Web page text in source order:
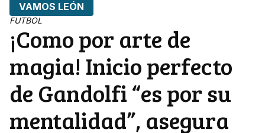
VAMOS LEÓN
FUTBOL
¡Como por arte de
magia! Inicio perfecto
de Gandolfi “es por su
mentalidad”, asegura